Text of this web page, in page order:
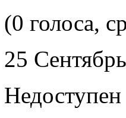
(0 голоса,
25